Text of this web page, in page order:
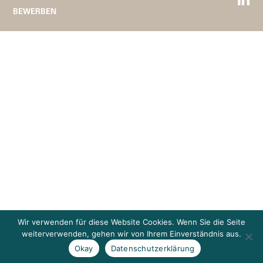
BEWERBEN
Wir verwenden für diese Website Cookies. Wenn Sie die Seite
weiterverwenden, gehen wir von Ihrem Einverständnis aus.
Okay
Datenschutzerklärung